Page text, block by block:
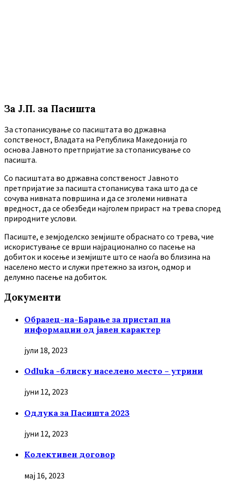
За Ј.П. за Пасишта
За стопанисување со пасиштата во државна
сопственост, Владата на Република Македонија го
основа Јавното претпријатие за стопанисување со
пасишта.
Co пасиштата во државна сопственост Јавното
претпријатие за пасишта стопанисува така што да се
сочува нивната површина и да се зголеми нивната
вредност, да се обезбеди најголем прираст на трева според
природните услови.
Пасиште, е земјоделско земјиште обраснато со трева, чие
искористување се врши најрационално со пасење на
добиток и косење и земјиште што се наоѓа во близина на
населено место и служи претежно за изгон, одмор и
делумно пасење на добиток.
Документи
Образец-на-Барање за пристап на
информации од јавен карактер
јули 18, 2023
Odluka -блиску населено место – утрини
јуни 12, 2023
Oдлука за Пасишта 2023
јуни 12, 2023
Колективен договор
мај 16, 2023